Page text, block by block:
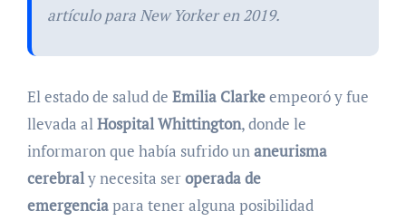
artículo para New Yorker en 2019.
El estado de salud de Emilia Clarkeempeoró y fue
llevada alHospital Whittington, donde le
informaron que había sufrido unaneurisma
cerebraly necesita seroperada de
emergenciapara tener alguna posibilidad